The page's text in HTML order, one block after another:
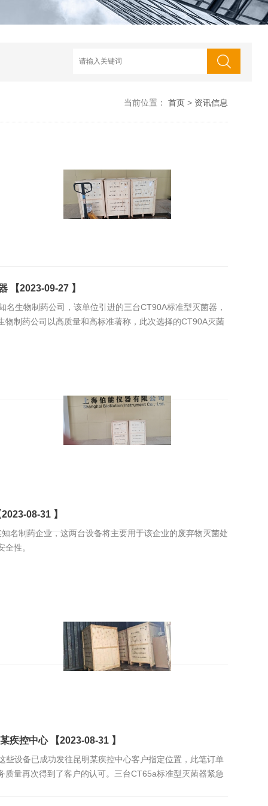
当前位置： 首页> 资讯信息
【2023-09-27 】
生物制药公司，该单位引进的三台CT90A标准型灭菌器，
制药公司以高质量和高标准著称，此次选择的CT90A灭菌
08-31 】
名制药企业，这两台设备将主要用于该企业的废弃物灭菌处
性。
疾控中心 【2023-08-31 】
设备已成功发往昆明某疾控中心客户指定位置，此笔订单
量再次得到了客户的认可。三台CT65a标准型灭菌器紧急